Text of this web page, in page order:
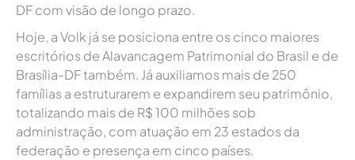
DF com visão de longo prazo.
Hoje, a Volk já se posiciona entre os cinco maiores
escritórios de Alavancagem Patrimonial do Brasil e de
Brasília-DF também. Já auxiliamos mais de 250
famílias a estruturarem e expandirem seu patrimônio,
totalizando mais de R$ 100 milhões sob
administração, com atuação em 23 estados da
federação e presença em cinco países.